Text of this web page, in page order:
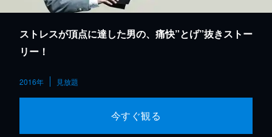
ストレスが頂点に達した男の、痛快”とげ”抜きストー
リー！
2016年 見放題
今すぐ観る